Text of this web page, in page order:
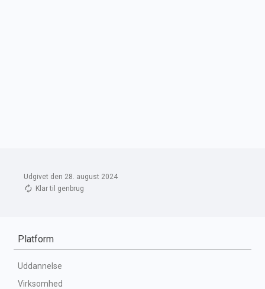
Udgivet den 28. august 2024
Klar til genbrug
Platform
Uddannelse
Virksomhed